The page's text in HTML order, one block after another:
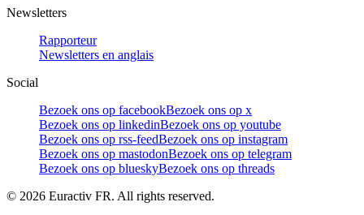
Newsletters
Rapporteur
Newsletters en anglais
Social
Bezoek ons op facebookBezoek ons op x
Bezoek ons op linkedinBezoek ons op youtube
Bezoek ons op rss-feedBezoek ons op instagram
Bezoek ons op mastodonBezoek ons op telegram
Bezoek ons op blueskyBezoek ons op threads
© 2026 Euractiv FR. All rights reserved.